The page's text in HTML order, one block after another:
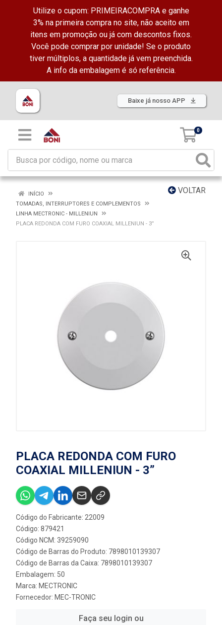
Utilize o cupom: PRIMEIRACOMPRA e ganhe
3% na primeira compra no site, não aceito em
itens em promoção ou já com descontos fixos.
Você pode comprar por unidade! Se o produto
tiver múltiplos, a quantidade já vem preenchida.
A info da embalagem é só referência.
Baixe já nosso APP
0
VOLTAR
INÍCIO
TOMADAS, INTERRUPTORES E COMPLEMENTOS
LINHA MECTRONIC - MILLENIUN
PLACA REDONDA COM FURO COAXIAL MILLENIUN - 3”
PLACA REDONDA COM FURO
COAXIAL MILLENIUN - 3”
Código do Fabricante: 22009
Código: 879421
Código NCM: 39259090
Código de Barras do Produto: 7898010139307
Código de Barras da Caixa: 7898010139307
Embalagem: 50
Marca: MECTRONIC
Fornecedor: MEC-TRONIC
Faça seu login ou